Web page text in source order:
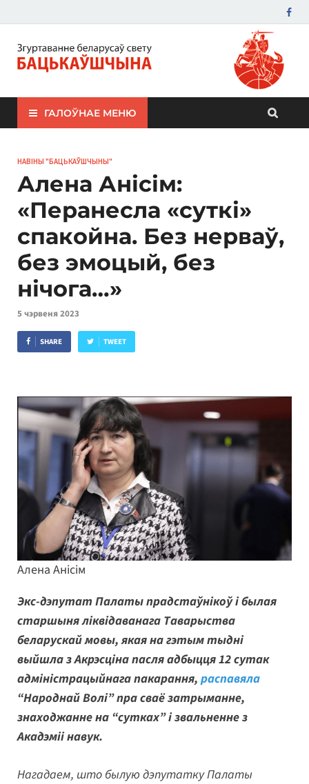
ЗБС "Бацькаўшчына"
ГАЛОЎНАЕ МЕНЮ
НАВІНЫ "БАЦЬКАЎШЧЫНЫ"
Алена Анісім:
«Перанесла «суткі»
спакойна. Без нерваў,
без эмоцый, без
нічога…»
5 чэрвеня 2023
SHARE TWEET
Алена Анісім
Экс-дэпутат Палаты прадстаўнікоў і былая
старшыня ліквідаванага Таварыства
беларускай мовы, якая на гэтым тыдні
выйшла з Акрэсціна пасля адбыцця 12 сутак
адміністрацыйнага пакарання, распавяла
“Народнай Волі” пра сваё затрыманне,
знаходжанне на “сутках” і звальненне з
Акадэміі навук.
Нагадаем, што былую дэпутатку Палаты